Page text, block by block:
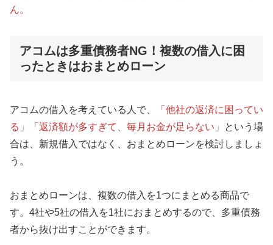
ん。
アコムは多重債務者NG！複数の借入に困
ったときはおまとめローン
アコムの借入を考えている人で、
「他社の返済に困ってい
る」「返済額が多すぎて、毎月お金が足らない」
という場
合は、新規借入ではなく、おまとめローンを検討しましょ
う。
おまとめローンは、複数の借入を1つにまとめる商品で
す。4社や5社の借入を1社におまとめするので、多重債務
者から抜け出すことができます。